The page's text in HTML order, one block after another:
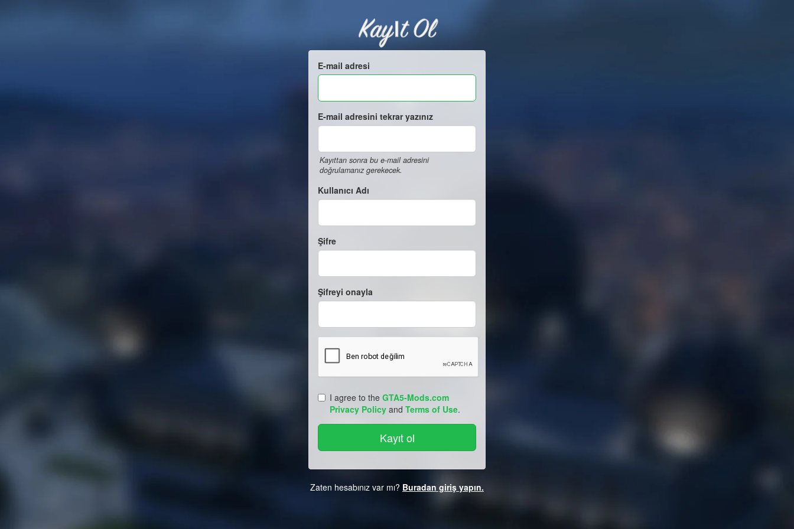
Kayıt Ol
E-mail adresi
E-mail adresini tekrar yazınız
Kayıttan sonra bu e-mail adresini
doğrulamanız gerekecek.
Kullanıcı Adı
Şifre
Şifreyi onayla
I agree to the GTA5-Mods.com
Privacy Policy and Terms of Use.
Zaten hesabınız var mı? Buradan giriş yapın.